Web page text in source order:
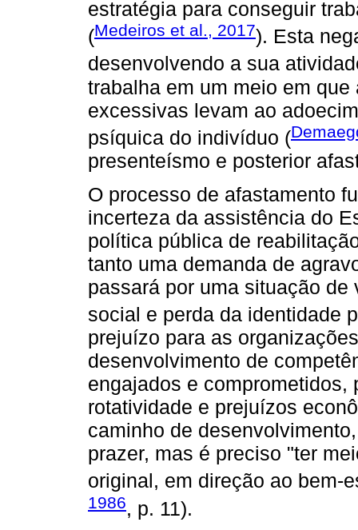
estratégia para conseguir
(Medeiros et al., 2017). Esta
desenvolvendo a sua
trabalha em um meio em
excessivas levam ao
psíquica do indivíduo (
presenteísmo e posterior
O processo de afastamento
incerteza da assistência do
política pública de
tanto uma demanda de
passará por uma situação
social e perda da identidade
prejuízo para as
desenvolvimento de
engajados e comprometidos,
rotatividade e prejuízos
caminho de
prazer, mas é preciso "ter
original, em direção ao bem-
1986, p. 11).